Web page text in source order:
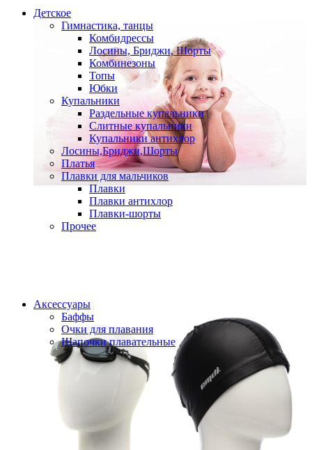
Детское
Гимнастика, танцы
Комбидрессы
Лосины, Бриджи, Шорты
Комбинезоны
Топы
Юбки
Купальники
Раздельные купальники
Слитные купальники
Купальники антихлор
Лосины,Бриджи,Шорты
Платья
Плавки для мальчиков
Плавки
Плавки антихлор
Плавки-шорты
Прочее
Аксессуары
Баффы
Очки для плавания
Шапочки плавательные